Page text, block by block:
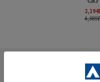
INFORMATION